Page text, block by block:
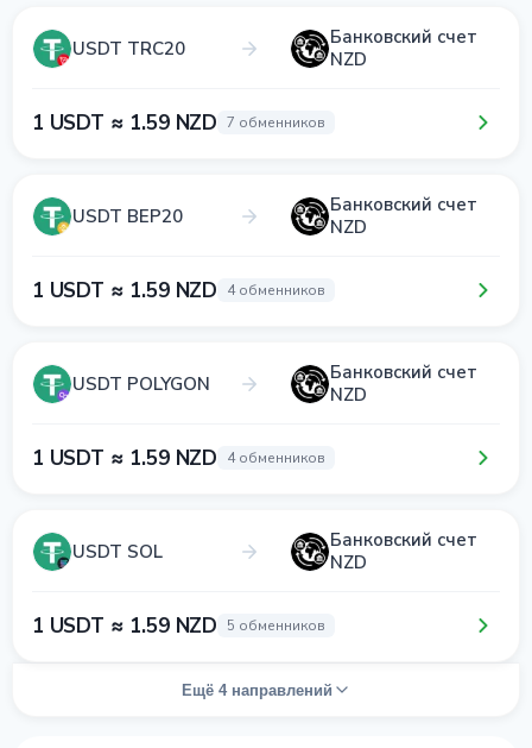
USDT TRC20
Банковский счет
NZD
1 USDT ≈ 1.59 NZD 7 обменников
USDT BEP20
Банковский счет
NZD
1 USDT ≈ 1.59 NZD 4 обменников
USDT POLYGON
Банковский счет
NZD
1 USDT ≈ 1.59 NZD 4 обменников
USDT SOL
Банковский счет
NZD
1 USDT ≈ 1.59 NZD 5 обменников
Ещё 4 направлений